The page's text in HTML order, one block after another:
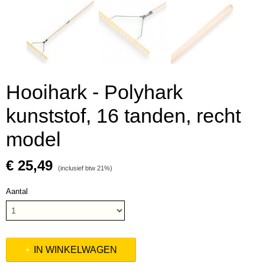
Hooihark - Polyhark
kunststof, 16 tanden, recht
model
€ 25,49 (inclusief btw 21%)
Aantal
IN WINKELWAGEN